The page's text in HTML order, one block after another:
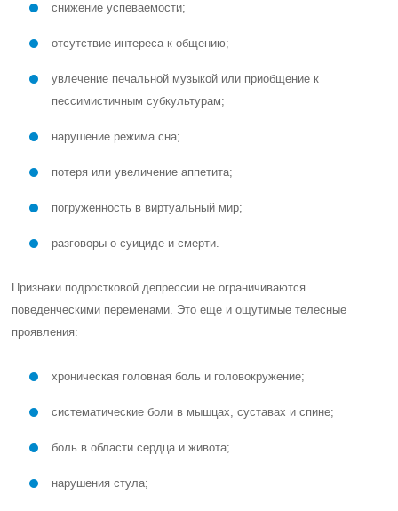
снижение успеваемости;
отсутствие интереса к общению;
увлечение печальной музыкой или приобщение к
пессимистичным субкультурам;
нарушение режима сна;
потеря или увеличение аппетита;
погруженность в виртуальный мир;
разговоры о суициде и смерти.
Признаки подростковой депрессии не ограничиваются
поведенческими переменами. Это еще и ощутимые телесные
проявления:
хроническая головная боль и головокружение;
систематические боли в мышцах, суставах и спине;
боль в области сердца и живота;
нарушения стула;